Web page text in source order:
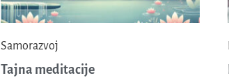
Samorazvoj
Tajna meditacije